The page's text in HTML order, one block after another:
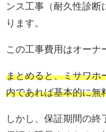
ンス工事（耐久性診断
ります。
この工事費用はオーナ
まとめると、ミサワホ
内であれば基本的に無
しかし、保証期間の終